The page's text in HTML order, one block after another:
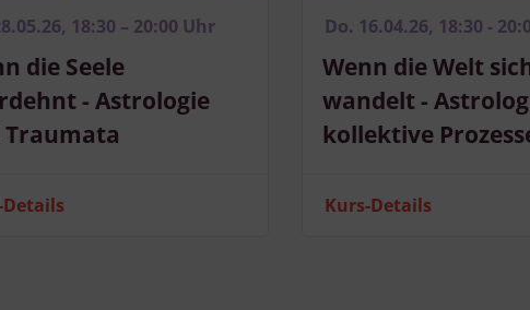
18:30 – 20:00 Uhr
die Seele
- Astrologie
Traumata
Do. 16.04.26, 18:30 -
Wenn die Welt
wandelt -
kollektive
Kurs-Details